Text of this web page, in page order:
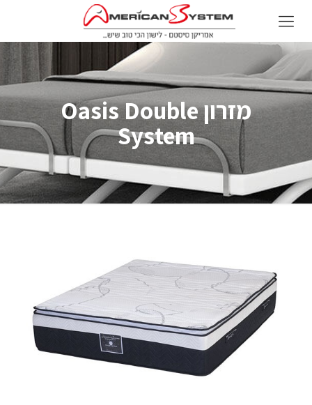
מזרון Oasis Double
System